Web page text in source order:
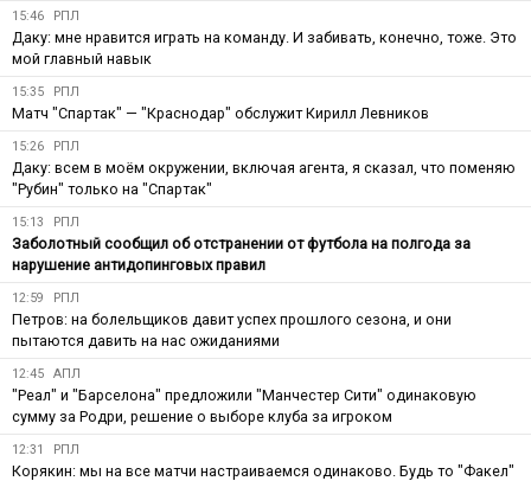
15:46 РПЛ
Даку: мне нравится играть на команду. И забивать, конечно, тоже. Это
мой главный навык
15:35 РПЛ
Матч "Спартак" — "Краснодар" обслужит Кирилл Левников
15:26 РПЛ
Даку: всем в моём окружении, включая агента, я сказал, что поменяю
"Рубин" только на "Спартак"
15:13 РПЛ
Заболотный сообщил об отстранении от футбола на полгода за
нарушение антидопинговых правил
12:59 РПЛ
Петров: на болельщиков давит успех прошлого сезона, и они
пытаются давить на нас ожиданиями
12:45 АПЛ
"Реал" и "Барселона" предложили "Манчестер Сити" одинаковую
сумму за Родри, решение о выборе клуба за игроком
12:31 РПЛ
Корякин: мы на все матчи настраиваемся одинаково. Будь то "Факел"